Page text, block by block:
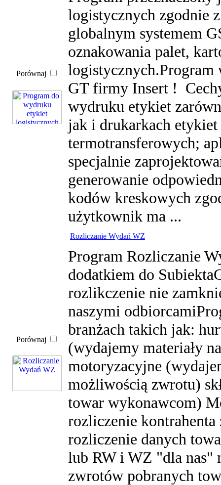
Porównaj
logistycznych zgodnie
globalnym systemem
oznakowania palet,
logistycznych.Program
GT firmy Insert !
wydruku etykiet
jak i drukarkach
termotransferowych;
specjalnie
generowanie
kodów kreskowych
użytkownik ma ...
Porównaj
Rozliczanie Wydań WZ
Program Rozliczanie
dodatkiem do
rozlikczenie nie
naszymi
branżach takich jak:
(wydajemy materiały
motoryzacyjne
możliwością zwrotu)
towar wykonawcom)
rozliczenie kontrahenta
rozliczenie danych
lub RW i WZ "dla nas"
zwrotów pobranych